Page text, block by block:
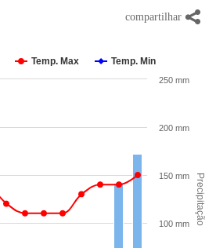
Precipitação
Temp. Max Temp. Min
100 mm
150 mm
200 mm
250 mm